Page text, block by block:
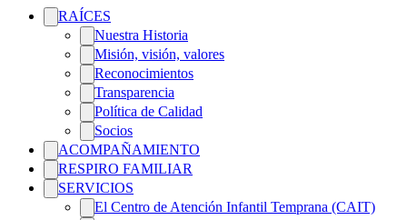
RAÍCES
Nuestra Historia
Misión, visión, valores
Reconocimientos
Transparencia
Política de Calidad
Socios
ACOMPAÑAMIENTO
RESPIRO FAMILIAR
SERVICIOS
El Centro de Atención Infantil Temprana (CAIT)